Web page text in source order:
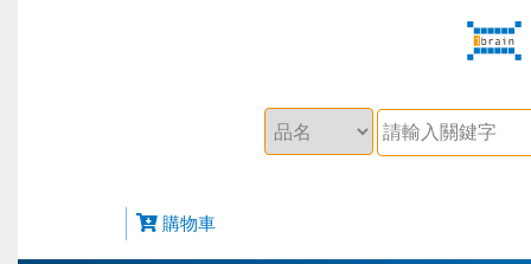
購物車